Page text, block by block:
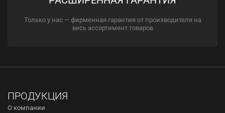
Только у нас — фирменная гарантия от производителя на
весь ассортимент товаров
ПРОДУКЦИЯ
О компании